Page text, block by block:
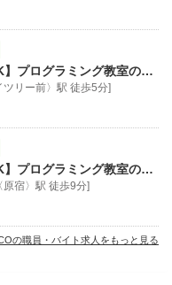
【押上駅/週2～未経験OK】プログラミング教室の運営スタッフ募集
リー前〉駅 徒歩5分]
【渋谷駅/週2～未経験OK】プログラミング教室の運営スタッフ募集
宿〉駅 徒歩9分]
の職員・バイト求人をもっと見る